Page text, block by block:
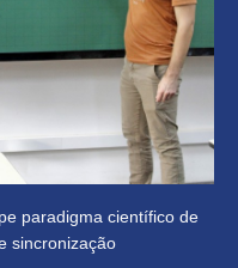
paradigma científico de
sincronização